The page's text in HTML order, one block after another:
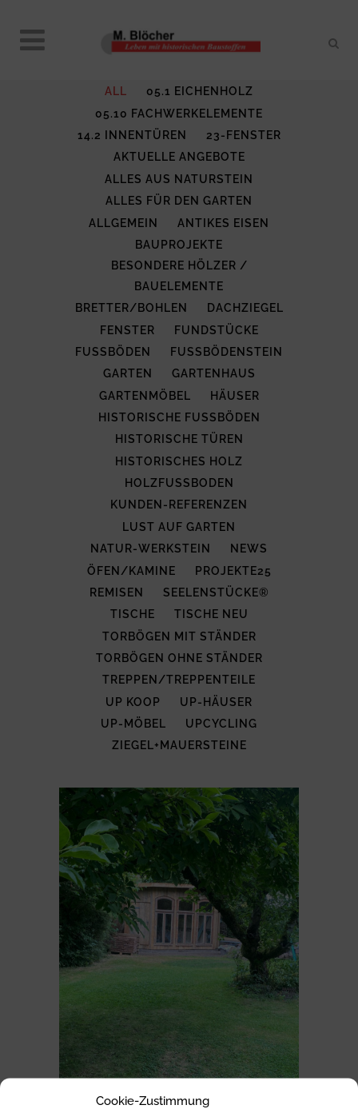
Cookie-Zustimmung
ALL
05.1 EICHENHOLZ
05.10 FACHWERKELEMENTE
14.2 INNENTÜREN
23-FENSTER
AKTUELLE ANGEBOTE
ALLES AUS NATURSTEIN
ALLES FÜR DEN GARTEN
ALLGEMEIN
ANTIKES EISEN
BAUPROJEKTE
BESONDERE HÖLZER /
BAUELEMENTE
BRETTER/BOHLEN
DACHZIEGEL
FENSTER
FUNDSTÜCKE
FUSSBÖDEN
FUSSBÖDENSTEIN
GARTEN
GARTENHAUS
GARTENMÖBEL
HÄUSER
HISTORISCHE FUSSBÖDEN
HISTORISCHE TÜREN
HISTORISCHES HOLZ
HOLZFUSSBODEN
KUNDEN-REFERENZEN
LUST AUF GARTEN
NATUR-WERKSTEIN
NEWS
ÖFEN/KAMINE
PROJEKTE25
REMISEN
SEELENSTÜCKE®
TISCHE
TISCHE NEU
TORBÖGEN MIT STÄNDER
TORBÖGEN OHNE STÄNDER
TREPPEN/TREPPENTEILE
UP KOOP
UP-HÄUSER
UP-MÖBEL
UPCYCLING
ZIEGEL+MAUERSTEINE